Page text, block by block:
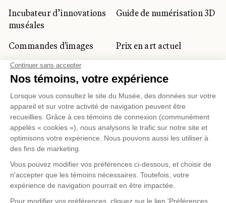
Incubateur d’innovations
muséales
Guide de numérisation 3D
Commandes d'images
Prix en art actuel
Prix Lynne-Cohen
CLIENTÈLE CORPORATIVE
ET PRIVÉE
Location d'espaces
Activités corporatives
professionnels du
tourisme